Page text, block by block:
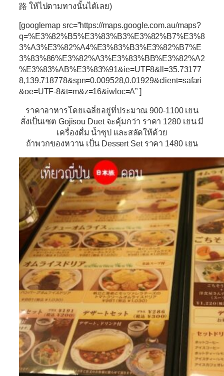
路 ให้ไปตามทางนั้นได้เลย)
[googlemap src=”https://maps.google.com.au/maps?
q=%E3%82%B5%E3%83%B3%E3%82%B7%E3%8
3%A3%E3%82%A4%E3%83%B3%E3%82%B7%E
3%83%86%E3%82%A3%E3%83%BB%E3%82%A2
%E3%83%AB%E3%83%91&ie=UTF8&ll=35.73177
8,139.718778&spn=0.009528,0.01929&client=safari
&oe=UTF-8&t=m&z=16&iwloc=A” ]
ราคาอาหารโดยเฉลี่ยอยู่ที่ประมาณ 900-1100 เยน
สั่งเป็นเซต Gojisou Duet จะคุ้มกว่า ราคา 1280 เยน มี
เครื่องดื่ม น้ำซุป และสลัดให้ด้วย
ถ้าพวกของหวาน เป็น Dessert Set ราคา 1480 เยน